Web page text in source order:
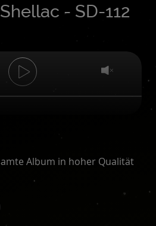
- SD-112
Album in hoher Qualität